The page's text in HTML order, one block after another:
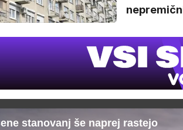
stanovanj še naprej rastejo